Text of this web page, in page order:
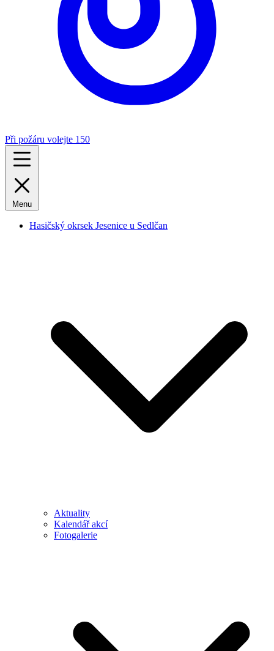
Při požáru volejte 150
Menu
Hasičský okrsek Jesenice u Sedlčan
Aktuality
Kalendář akcí
Fotogalerie